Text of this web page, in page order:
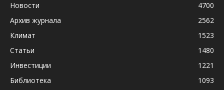
Новости
4700
Архив журнала
2562
Климат
1523
Статьи
1480
Инвестиции
1221
Библиотека
1093